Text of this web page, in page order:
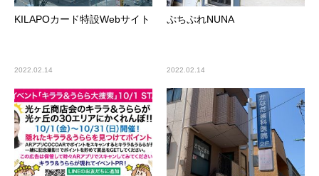
KILAPOカード特設Webサイト
2022.02.14
ぷちぷれNUNA
2022.02.14